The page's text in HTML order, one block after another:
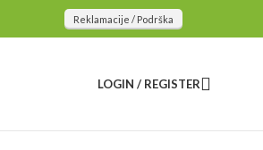
Reklamacije / Podrška
LOGIN / REGISTER